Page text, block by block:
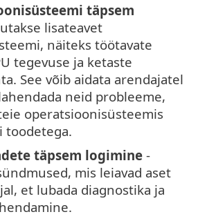
täpsem
lisateavet
näiteks töötavate
tegevuse ja ketaste
See võib aidata arendajatel
neid probleeme,
operatsioonisüsteemis
toodetega.
täpsem logimine -
mis leiavad aset
et lubada diagnostika ja